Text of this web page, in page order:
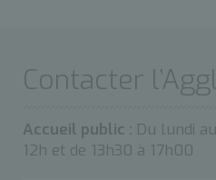
Contacter
Accueil public : Du lundi
12h et de 13h30 à 17h00